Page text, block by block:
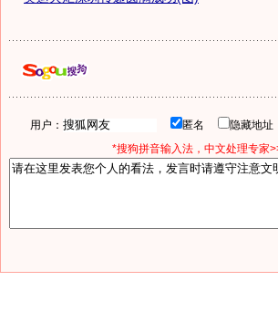
用户： 匿名 隐藏地
*搜狗拼音输入法，中文处理专家